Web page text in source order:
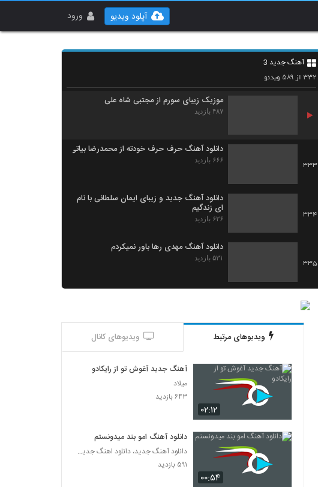
ورود آپلود ویدیو
آهنگ جدید 3
۳۳۲از ۵۸۹ ویدئو
331
موزیک زیبای دوباره برگرد از سعید ساسانی
موزیک زیبای سورم از مجتبی شاه علی
۴۸۷ بازدید
333
دانلود آهنگ حرف حرف خودته از محمدرضا بیاتی
۶۶۶ بازدید
334
دانلود آهنگ جدید و زیبای ایمان سلطانی با نام
ای زندگیم
۶۲۶ بازدید
335
دانلود آهنگ مهدی رها باور نمیکردم
۵۳۱ بازدید
336
سجاد کریمی آهنگ سکوت عاشقانه
آهنگ پدرام پالیز بنام باران
۸۹۵ بازدید
دانلود آهنگ مرتضی صادقی کمک کن
۴۹۹ بازدید
ویدیوهای مرتبط ویدیوهای کانال
۰۲:۱۲
آهنگ جدید آغوش تو از رایکادو
میلاد
۶۴۳ بازدید
۰۰:۵۴
دانلود آهنگ امو بند میدونستم
دانلود آهنگ جدید، دانلود اهنگ جدید ایرانی
۵۹۱ بازدید